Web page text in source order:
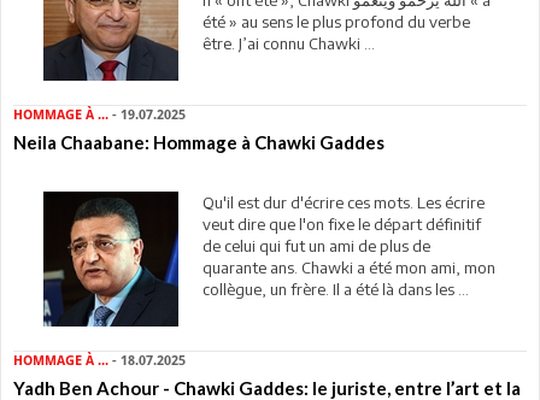
été » au sens le plus profond du verbe
être. J’ai connu Chawki ...
HOMMAGE À ... - 19.07.2025
Neila Chaabane: Hommage à Chawki Gaddes
Qu'il est dur d'écrire ces mots. Les écrire
veut dire que l'on fixe le départ définitif
de celui qui fut un ami de plus de
quarante ans. Chawki a été mon ami, mon
collègue, un frère. Il a été là dans les ...
HOMMAGE À ... - 18.07.2025
Yadh Ben Achour - Chawki Gaddes: le juriste, entre l’art et la